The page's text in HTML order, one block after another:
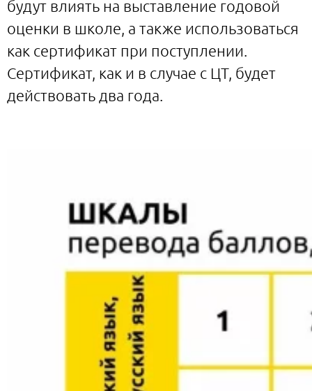
будут влиять на выставление годовой
оценки в школе, а также использоваться
как сертификат при поступлении.
Сертификат, как и в случае с ЦТ, будет
действовать два года.